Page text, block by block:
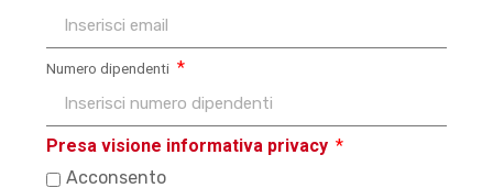
Numero dipendenti
Presa visione informativa privacy
Acconsento